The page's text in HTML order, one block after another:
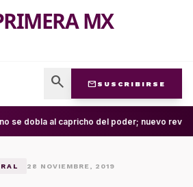
MX
search mail SUSCRIBIRSE
no se dobla al capricho del poder; nuevo
28 NOVIEMBRE, 2019